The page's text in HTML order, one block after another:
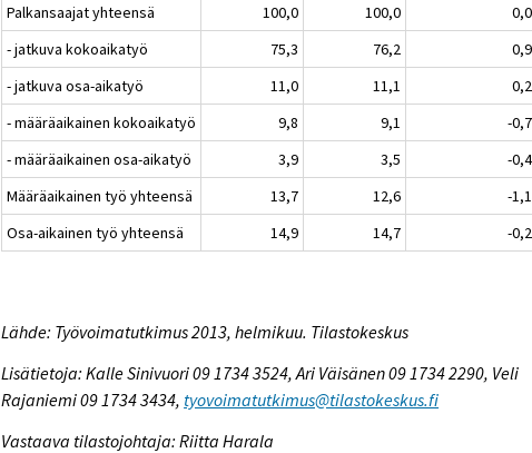
Palkansaajat yhteensä
100,0 100,0
0,0
- jatkuva kokoaikatyö
75,3 76,2
0,9
- jatkuva osa-aikatyö
11,0 11,1
0,2
- määräaikainen kokoaikatyö
9,8 9,1
-0,7
- määräaikainen osa-aikatyö
3,9 3,5
-0,4
Määräaikainen työ yhteensä
13,7 12,6
-1,1
Osa-aikainen työ yhteensä
14,9 14,7 -0,2
Lähde: Työvoimatutkimus 2013, helmikuu. Tilastokeskus
Lisätietoja: Kalle Sinivuori 09 1734 3524, Ari Väisänen 09 1734 2290, Veli
Rajaniemi 09 1734 3434, tyovoimatutkimus@tilastokeskus.fi
Vastaava tilastojohtaja: Riitta Harala